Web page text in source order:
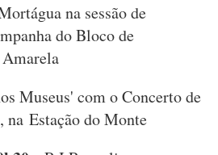
na sessão de
do Bloco de
Amarela
Museus' com o Concerto de
na Estação do Monte